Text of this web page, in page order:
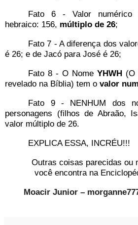
Fato 6 - Valor numérico
hebraico: 156, múltiplo de 26;
Fato 7 - A diferença dos
é 26; e de Jacó para José é 26;
Fato 8 - O NomeYHWH (O
revelado na Bíblia) tem o valor
Fato 9 - NENHUM dos
personagens (filhos de Abraão,
valor múltiplo de 26.
EXPLICA ESSA, INCRÉU!!!
Outras coisas parecidas ou
você encontra na
Moacir Junior –